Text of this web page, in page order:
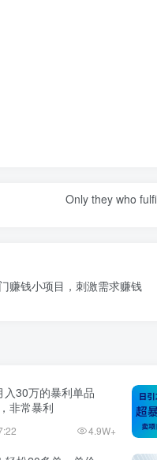
Only they who
赚钱小项目，刺激需求赚钱
入30万的暴利单品
非常暴利
4.9W+